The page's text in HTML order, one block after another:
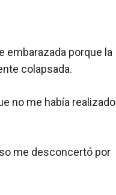
embarazada porque la
colapsada.
no me había realizado
me desconcertó por